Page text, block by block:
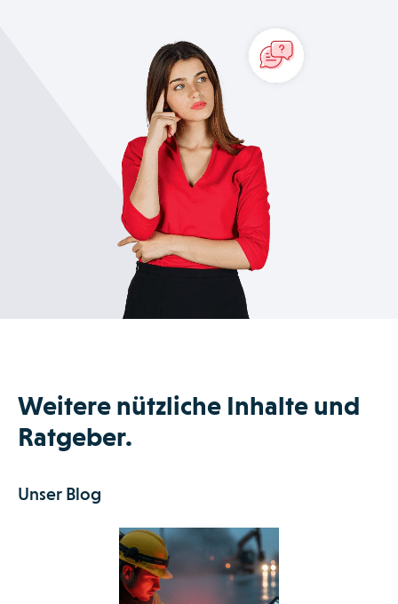
Nach der ersten Konfiguration und der entsprechenden
Schulung durch einen unserer Experten haben Sie die
Möglichkeit, selbständig die Field Service Management
Software von Praxedo an Ihre Geschäftsprozesse
Weitere nützliche Inhalte und
Ratgeber.
Unser Blog